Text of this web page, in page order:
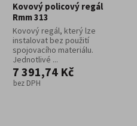
Kovový policový regál
Rmm 313
Kovový regál, který lze
instalovat bez použití
spojovacího materiálu.
Jednotlivé ...
7 391,74 Kč
bez DPH